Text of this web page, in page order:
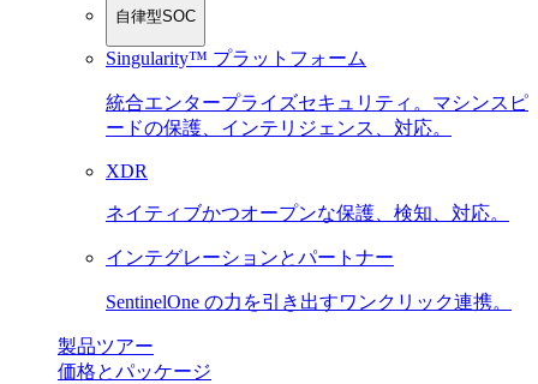
自律型SOC
Singularity™ プラットフォーム
統合エンタープライズセキュリティ。マシンスピ
ードの保護、インテリジェンス、対応。
XDR
ネイティブかつオープンな保護、検知、対応。
インテグレーションとパートナー
SentinelOne の力を引き出すワンクリック連携。
製品ツアー
価格とパッケージ